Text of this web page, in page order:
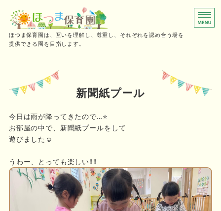
0～2歳児向けの小規模保育園
ほつま保育園は、互いを理解し、尊重し、それぞれを認め合う場を
提供できる園を目指します。
保育時間
施設概要・採用情報
新聞紙プール
今日は雨が降ってきたので…⭐️
お部屋の中で、新聞紙プールをして
遊びました☺️
うわー、とっても楽しい‼️‼️